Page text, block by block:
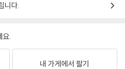
니다.
요.
내 가게에서 팔기